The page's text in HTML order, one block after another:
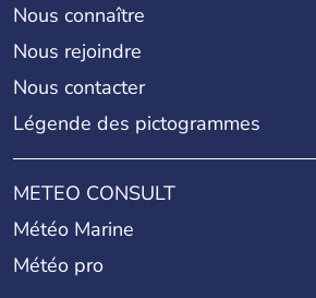
Nous connaître
Nous rejoindre
Nous contacter
Légende des pictogrammes
METEO CONSULT
Météo Marine
Météo pro